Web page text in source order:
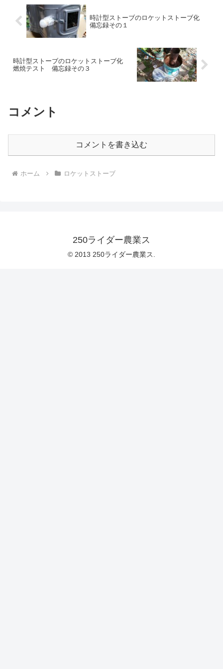
時計型ストーブのロケットストーブ化
備忘録その１
時計型ストーブのロケットストーブ化
燃焼テスト 備忘録その３
コメント
コメントを書き込む
ホーム ロケットストーブ
250ライダー農業ス
© 2013 250ライダー農業ス.